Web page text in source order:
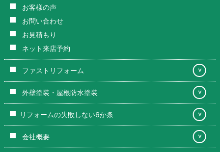
お客様の声
お問い合わせ
お見積もり
ネット来店予約
ファストリフォーム ＞
外壁塗装・屋根防水塗装 ＞
リフォームの失敗しない6か条 ＞
会社概要 ＞